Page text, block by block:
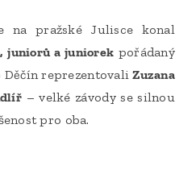
na pražské Julisce konal
juniorů a juniorek pořádaný
Děčín reprezentovaliZuzana
– velké závody se silnou
pro oba.